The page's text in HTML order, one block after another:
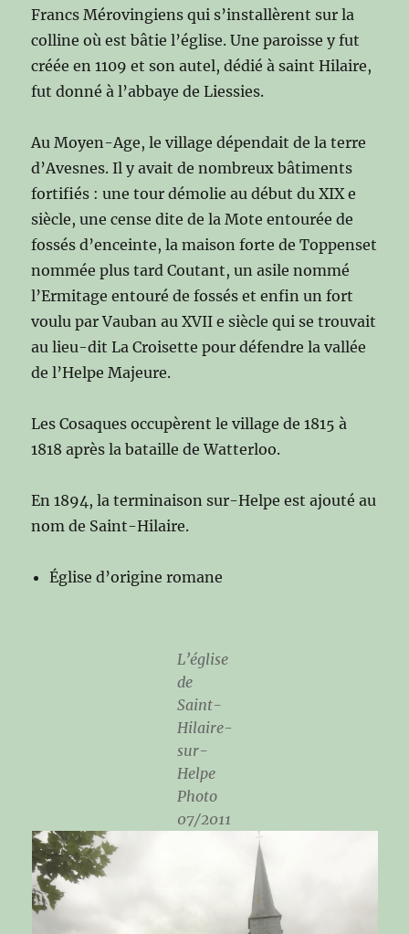
Francs Mérovingiens qui s’installèrent sur la
colline où est bâtie l’église. Une paroisse y fut
créée en 1109 et son autel, dédié à saint Hilaire,
fut donné à l’abbaye de Liessies.
Au Moyen-Age, le village dépendait de la terre
d’Avesnes. Il y avait de nombreux bâtiments
fortifiés : une tour démolie au début du XIX e
siècle, une cense dite de la Mote entourée de
fossés d’enceinte, la maison forte de Toppenset
nommée plus tard Coutant, un asile nommé
l’Ermitage entouré de fossés et enfin un fort
voulu par Vauban au XVII e siècle qui se trouvait
au lieu-dit La Croisette pour défendre la vallée
de l’Helpe Majeure.
Les Cosaques occupèrent le village de 1815 à
1818 après la bataille de Watterloo.
En 1894, la terminaison sur-Helpe est ajouté au
nom de Saint-Hilaire.
Église d’origine romane
L’église
de
Saint-
Hilaire-
sur-
Helpe
Photo
07/2011